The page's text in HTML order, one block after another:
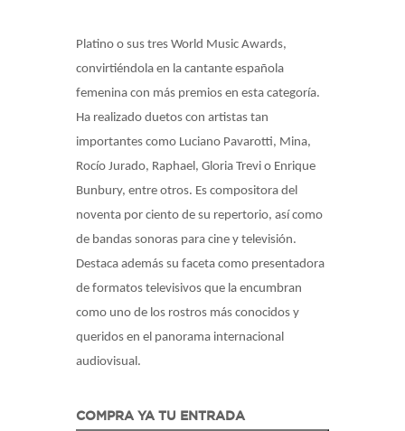
Platino o sus tres World Music Awards,
convirtiéndola en la cantante española
femenina con más premios en esta categoría.
Ha realizado duetos con artistas tan
importantes como Luciano Pavarotti, Mina,
Rocío Jurado, Raphael, Gloria Trevi o Enrique
Bunbury, entre otros. Es compositora del
noventa por ciento de su repertorio, así como
de bandas sonoras para cine y televisión.
Destaca además su faceta como presentadora
de formatos televisivos que la encumbran
como uno de los rostros más conocidos y
queridos en el panorama internacional
audiovisual.
COMPRA YA TU ENTRADA